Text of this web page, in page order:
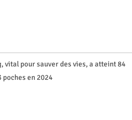
vital pour sauver des vies, a atteint 84
poches en 2024